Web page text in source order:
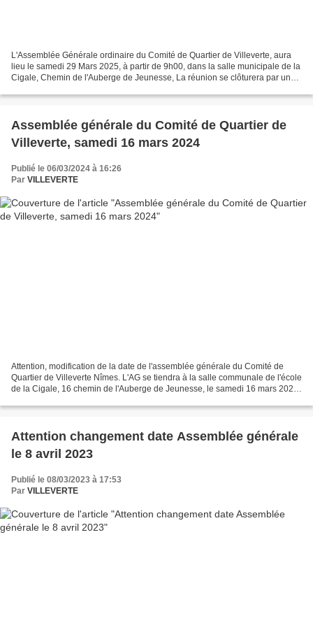
L'Assemblée Générale ordinaire du Comité de Quartier de Villeverte, aura
lieu le samedi 29 Mars 2025, à partir de 9h00, dans la salle municipale de la
Cigale, Chemin de l'Auberge de Jeunesse, La réunion se clôturera par un
Assemblée générale du Comité de Quartier de
Villeverte, samedi 16 mars 2024
Publié le 06/03/2024 à 16:26
Par VILLEVERTE
Attention, modification de la date de l'assemblée générale du Comité de
Quartier de Villeverte Nîmes. L'AG se tiendra à la salle communale de l'école
de la Cigale, 16 chemin de l'Auberge de Jeunesse, le samedi 16 mars 2024
Attention changement date Assemblée générale
le 8 avril 2023
Publié le 08/03/2023 à 17:53
Par VILLEVERTE